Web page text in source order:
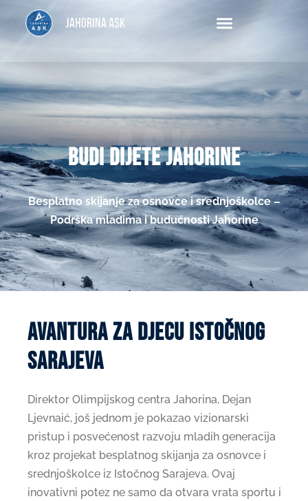
Ask
BUDI DIJETE JAHORINE
Besplatno skijanje za osnovce i srednjoškolce –
Podrška mladima i budućnosti Jahorine
Avantura za djecu istočnog
sarajeva
Direktor Olimpijskog centra Jahorina, Dejan
Ljevnaić, još jednom je pokazao vizionarski
pristup i posvećenost razvoju mladih generacija
kroz projekat besplatnog skijanja za osnovce i
srednjoškolce iz Istočnog Sarajeva. Ovaj
inovativni potez ne samo da otvara vrata sportu i